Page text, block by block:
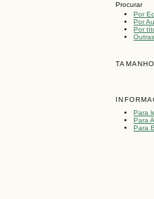
Procurar
Por
Por
Por
Para
Para
Para